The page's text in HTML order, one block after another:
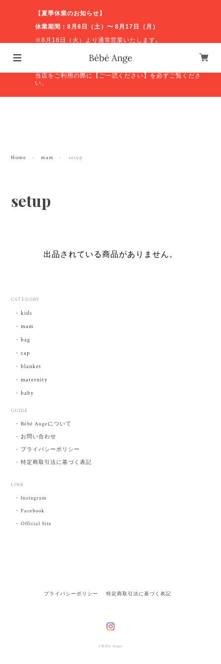
【夏季休業のお知らせ】
休業期間：8月8日（土）〜 8月17日（月）
※8月18日（火）より通常営業いたします。
休業期間中のお問い合わせやオンラインショップの発送等
につきましては、営業再開後に順次対応いたします。ご不
当店をご利用の際に【ご一読ください】を必ずご覧くださ
い。
Home mam setup
setup
出品されている商品がありません。
CATEGORY
kids
mam
bag
cap
blanket
maternity
baby
GUIDE
Bébé Angeについて
お問い合わせ
プライバシーポリシー
特定商取引法に基づく表記
LINK
Instagram
Facebook
Official Site
プライバシーポリシー 特定商取引法に基づく表記
©Bébé Ange